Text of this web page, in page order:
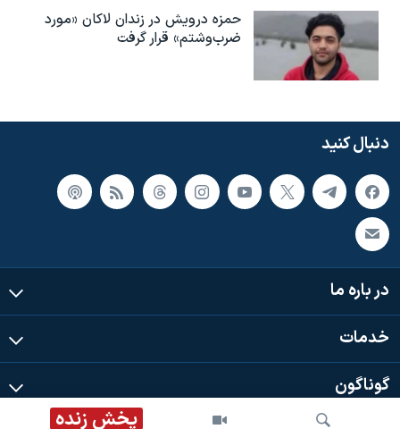
پخش زنده
حمزه درویش در زندان لاکان «مورد
ضرب‌وشتم» قرار گرفت
دنبال کنید
در باره ما
خدمات
گوناگون